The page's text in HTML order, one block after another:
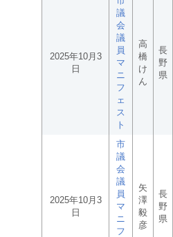
2025年10月3
日
議
会
議
員
マ
ニ
フ
ェ
ス
ト
高
橋
け
ん
長
野
県
2025年10月3
日
市
議
会
議
員
マ
ニ
フ
矢
澤
毅
彦
長
野
県